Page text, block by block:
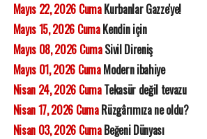
Mayıs 22, 2026 CumaKurbanlar Gazze'ye!
Mayıs 15, 2026 CumaKendin için
Mayıs 08, 2026 CumaSivil Direniş
Mayıs 01, 2026 CumaModern ibahiye
Nisan 24, 2026 CumaTekasür değil tevazu
Nisan 17, 2026 CumaRüzgârımıza ne oldu?
Nisan 03, 2026 CumaBeğeni Dünyası